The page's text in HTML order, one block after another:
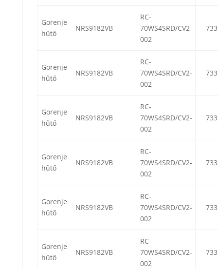
Gorenje
hűtő
NRS9182VB
RC-
70WS4SRD/CV2-
002
Gorenje
hűtő
NRS9182VB
RC-
70WS4SRD/CV2-
002
Gorenje
hűtő
NRS9182VB
RC-
70WS4SRD/CV2-
002
Gorenje
hűtő
NRS9182VB
RC-
70WS4SRD/CV2-
002
Gorenje
hűtő
NRS9182VB
RC-
70WS4SRD/CV2-
002
Gorenje
hűtő
NRS9182VB
RC-
70WS4SRD/CV2-
002